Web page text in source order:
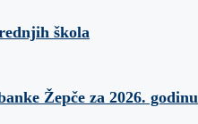
škola
Žepče za 2026. godinu